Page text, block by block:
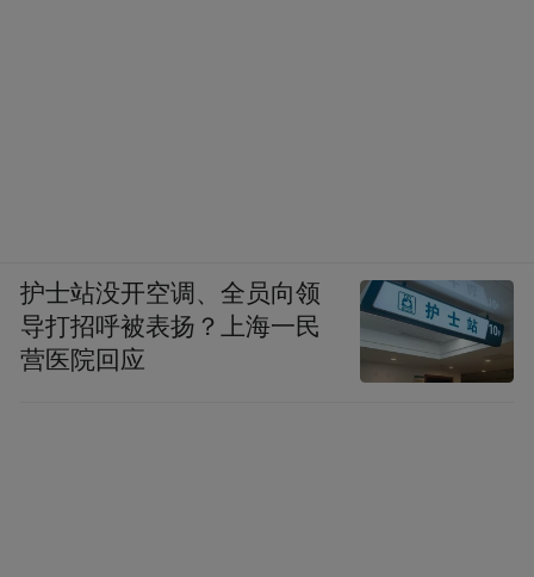
护士站没开空调、全员向领
导打招呼被表扬？上海一民
营医院回应